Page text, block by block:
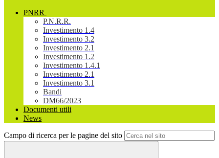
PNRR
P.N.R.R.
Investimento 1.4
Investimento 3.2
Investimento 2.1
Investimento 1.2
Investimento 1.4.1
Investimento 2.1
Investimento 3.1
Bandi
DM66/2023
Documenti utili
News
Campo di ricerca per le pagine del sito